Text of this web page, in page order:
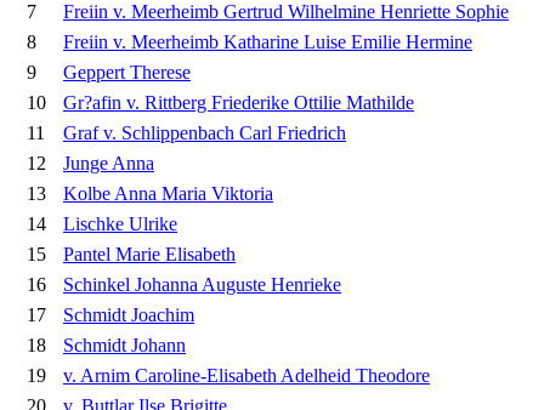
7
Freiin v. Meerheimb Gertrud Wilhelmine Henriette Sophie
8
Freiin v. Meerheimb Katharine Luise Emilie Hermine
9
Geppert Therese
10
Gr?afin v. Rittberg Friederike Ottilie Mathilde
11
Graf v. Schlippenbach Carl Friedrich
12
Junge Anna
13
Kolbe Anna Maria Viktoria
14
Lischke Ulrike
15
Pantel Marie Elisabeth
16
Schinkel Johanna Auguste Henrieke
17
Schmidt Joachim
18
Schmidt Johann
19
v. Arnim Caroline-Elisabeth Adelheid Theodore